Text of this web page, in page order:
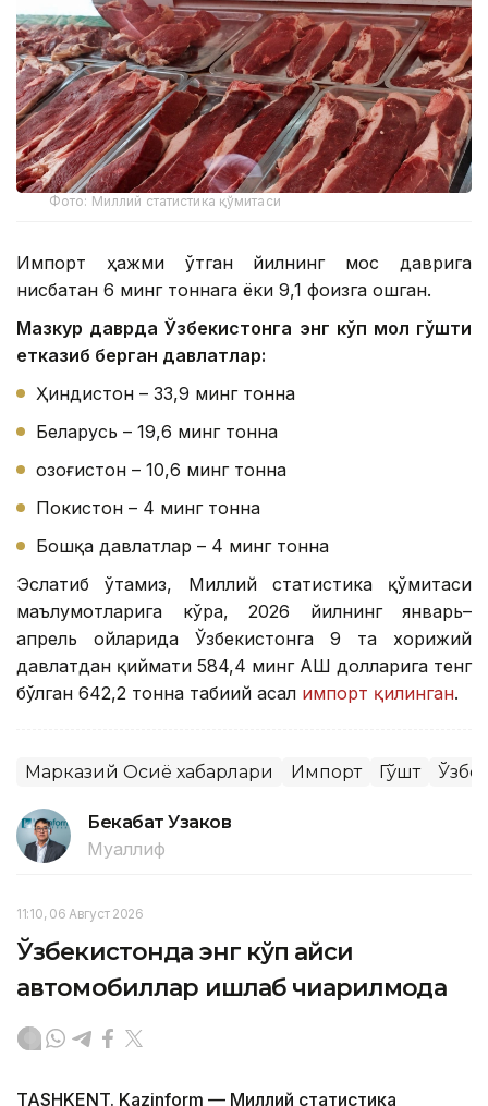
Фото: Миллий статистика қўмитаси
Импорт ҳажми ўтган йилнинг мос даврига
нисбатан 6 минг тоннага ёки 9,1 фоизга ошган.
Мазкур даврда Ўзбекистонга энг кўп мол гўшти
етказиб берган давлатлар:
Ҳиндистон – 33,9 минг тонна
Беларусь – 19,6 минг тонна
Қозоғистон – 10,6 минг тонна
Покистон – 4 минг тонна
Бошқа давлатлар – 4 минг тонна
Эслатиб ўтамиз, Миллий статистика қўмитаси
маълумотларига кўра, 2026 йилнинг январь–
апрель ойларида Ўзбекистонга 9 та хорижий
давлатдан қиймати 584,4 минг АҚШ долларига тенг
бўлган 642,2 тонна табиий асал импорт қилинган.
Марказий Осиё хабарлари Импорт Гўшт
Бекабат Узаков
Муаллиф
11:10, 06 Август 2026
Ўзбекистонда энг кўп қайси
автомобиллар ишлаб чиқарилмоқда
TASHKENT. Kazinform — Миллий статистика